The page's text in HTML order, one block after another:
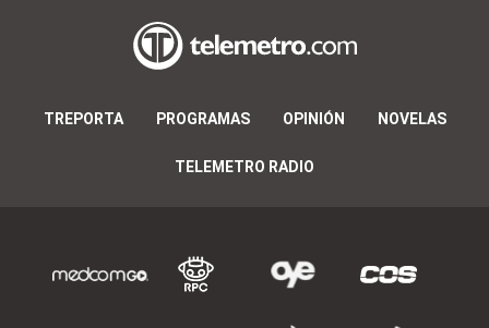
TREPORTA PROGRAMAS OPINIÓN NOVELAS
TELEMETRO RADIO